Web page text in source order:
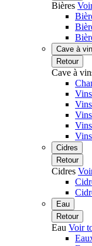
Bières
Cave à
Retour
Cave à
Cidres
Retour
Cidres
Eau
Retour
Eau Voir